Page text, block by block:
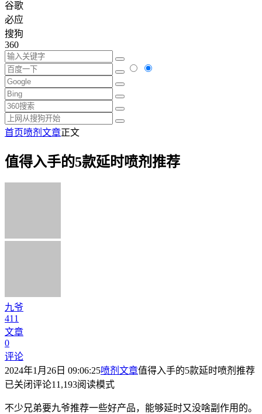
谷歌
必应
搜狗
360
首页喷剂文章正文
值得入手的5款延时喷剂推荐
九爷
411
文章
0
评论
2024年1月26日 09:06:25喷剂文章值得入手的5款延时喷剂推荐
已关闭评论11,193阅读模式
不少兄弟要九爷推荐一些好产品，能够延时又没啥副作用的。